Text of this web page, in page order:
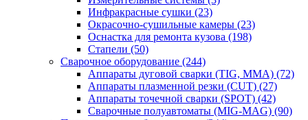
Инфракрасные сушки (23)
Окрасочно-сушильные камеры (23)
Оснастка для ремонта кузова (198)
Стапели (50)
Сварочное оборудование (244)
Аппараты дуговой сварки (TIG, MMA) (72)
Аппараты плазменной резки (CUT) (27)
Аппараты точечной сварки (SPOT) (42)
Сварочные полуавтоматы (MIG-MAG) (90)